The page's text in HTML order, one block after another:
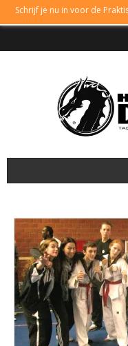
Schrijf je nu in voor de
LESTIJDEN
LIDMAATSCHAP
TAEKWONDO
BRAZILIAN JIU JITSU